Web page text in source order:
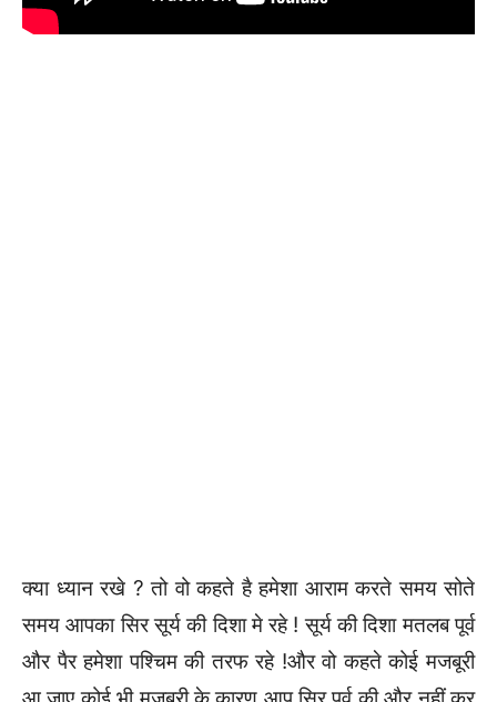
क्या ध्यान रखे ? तो वो कहते है हमेशा आराम करते समय सोते
समय आपका सिर सूर्य की दिशा मे रहे ! सूर्य की दिशा मतलब पूर्व
और पैर हमेशा पश्चिम की तरफ रहे !और वो कहते कोई मजबूरी